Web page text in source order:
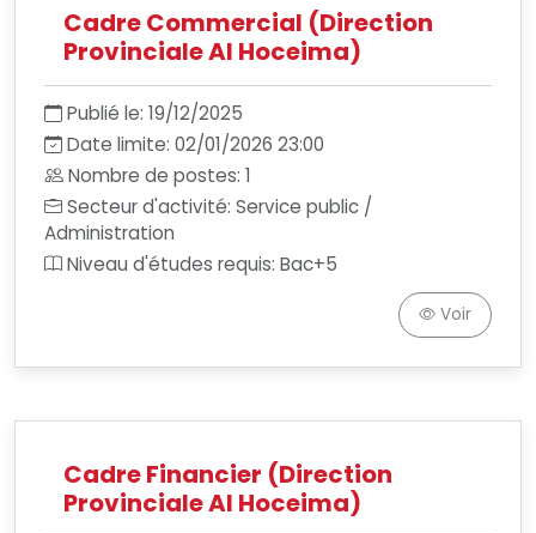
Cadre Commercial (Direction
Provinciale Al Hoceima)
Publié le: 19/12/2025
Date limite: 02/01/2026 23:00
Nombre de postes: 1
Secteur d'activité: Service public /
Administration
Niveau d'études requis: Bac+5
Voir
Cadre Financier (Direction
Provinciale Al Hoceima)